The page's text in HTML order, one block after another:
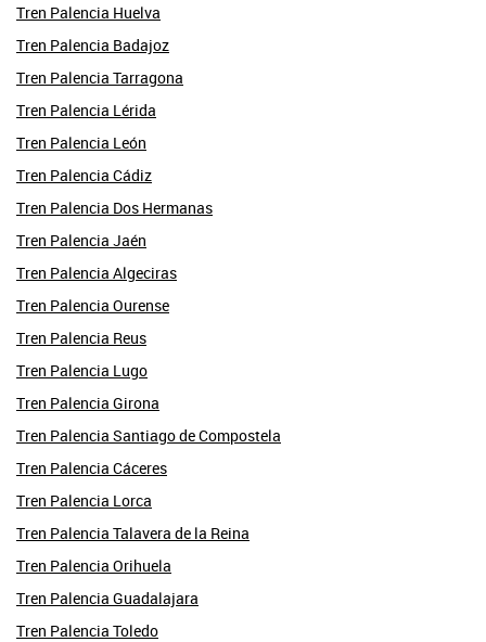
Tren Palencia Huelva
Tren Palencia Badajoz
Tren Palencia Tarragona
Tren Palencia Lérida
Tren Palencia León
Tren Palencia Cádiz
Tren Palencia Dos Hermanas
Tren Palencia Jaén
Tren Palencia Algeciras
Tren Palencia Ourense
Tren Palencia Reus
Tren Palencia Lugo
Tren Palencia Girona
Tren Palencia Santiago de Compostela
Tren Palencia Cáceres
Tren Palencia Lorca
Tren Palencia Talavera de la Reina
Tren Palencia Orihuela
Tren Palencia Guadalajara
Tren Palencia Toledo